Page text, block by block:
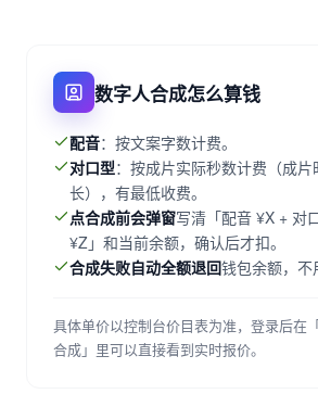
数字人合成怎么算钱
配音：按文案字数计费。
对口型：按成片实际秒数计费（成
长），有最低收费。
点合成前会弹窗写清「配音 ¥X + 对
¥Z」和当前余额，确认后才扣。
合成失败自动全额退回钱包余额，不
具体单价以控制台价目表为准，登录后
合成」里可以直接看到实时报价。